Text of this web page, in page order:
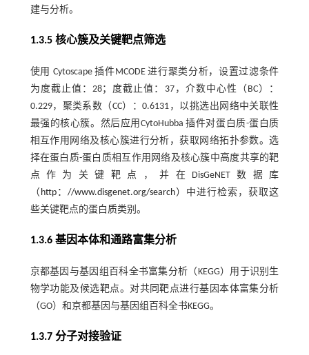
建与分析。
1.3.5 核心簇及关键靶点筛选
使用 Cytoscape 插件MCODE 进行聚类分析，设置过滤条件
为度截止值：28；度截止值：37，介数中心性（BC）：
0.229，聚类系数（CC）：0.6131，以挑选出网络中关联性
最强的核心簇。然后应用CytoHubba 插件对蛋白质-蛋白质
相互作用网络及核心簇进行分析，获取网络拓扑参数。选
择在蛋白质-蛋白质相互作用网络及核心簇中高度共享的靶
点作为关键靶点，并在DisGeNET数据库
（ http：//www.disgenet.org/search）中进行检索，获取这
些关键靶点的蛋白质类别。
1.3.6 基因本体和通路富集分析
京都基因与基因组百科全书富集分析（KEGG）用于识别生
物学功能及候选靶点。对共同靶点进行基因本体富集分析
（GO）和京都基因与基因组百科全书KEGG。
1.3.7 分子对接验证